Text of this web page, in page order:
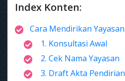
Index Konten:
Cara Mendirikan Yayasan
1. Konsultasi Awal
2. Cek Nama Yayasan
3. Draft Akta Pendirian